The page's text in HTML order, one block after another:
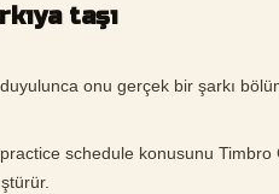
taşı
onu gerçek bir şarkı
schedule konusunu